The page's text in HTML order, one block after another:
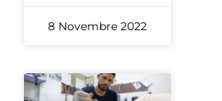
8 Novembre 2022